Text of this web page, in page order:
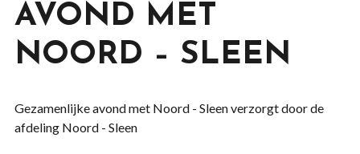
AVOND MET
NOORD – SLEEN
Gezamenlijke avond met Noord - Sleen verzorgt door de
afdeling Noord - Sleen